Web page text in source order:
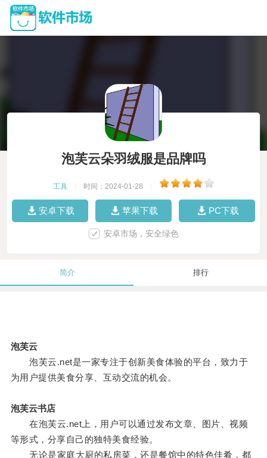
泡芙云朵羽绒服是品牌吗
工具 时间：2024-01-28
安卓下载 苹果下载 PC下载
安卓市场，安全绿色
简介 排行
泡芙云
泡芙云.net是一家专注于创新美食体验的平台，致力于
为用户提供美食分享、互动交流的机会。
泡芙云书店
在泡芙云.net上，用户可以通过发布文章、图片、视频
等形式，分享自己的独特美食经验。
无论是家庭大厨的私房菜，还是餐馆中的特色佳肴，都